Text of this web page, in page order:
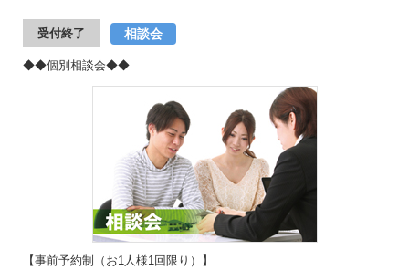
受付終了 相談会
◆◆個別相談会◆◆
【事前予約制（お1人様1回限り）】